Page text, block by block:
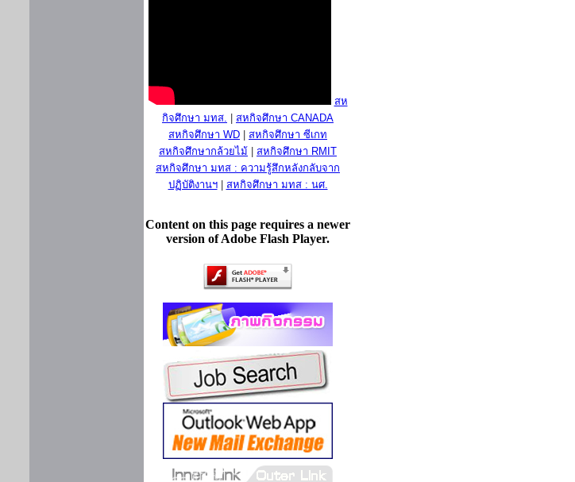
สห
กิจศึกษา มทส.
สหกิจศึกษา CANADA
สหกิจศึกษา WD
สหกิจศึกษา ซีเกท
สหกิจศึกษากล้วยไม้
สหกิจศึกษา RMIT
สหกิจศึกษา มทส : ความรู้สึกหลังกลับจาก
ปฏิบัติงานฯ| สหกิจศึกษา มทส : นศ.
Content on this page requires a newer
version of Adobe Flash Player.